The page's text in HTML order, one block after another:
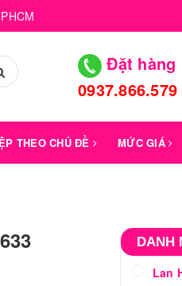
Đặt hàng
THEO CHỦ ĐỀ MỨC GIÁ
DANH
Lan